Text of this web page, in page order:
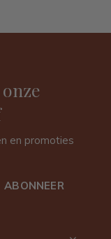
en promoties
ABONNEER